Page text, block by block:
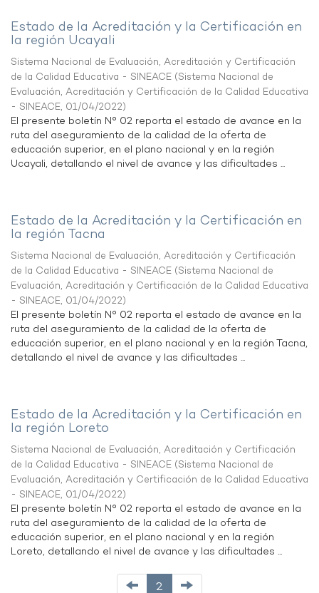
Estado de la Acreditación y la Certificación en
la región Ucayali
Sistema Nacional de Evaluación, Acreditación y Certificación
de la Calidad Educativa - SINEACE (Sistema Nacional de
Evaluación, Acreditación y Certificación de la Calidad Educativa
- SINEACE, 01/04/2022)
El presente boletín N° 02 reporta el estado de avance en la
ruta del aseguramiento de la calidad de la oferta de
educación superior, en el plano nacional y en la región
Ucayali, detallando el nivel de avance y las dificultades ...
Estado de la Acreditación y la Certificación en
la región Tacna
Sistema Nacional de Evaluación, Acreditación y Certificación
de la Calidad Educativa - SINEACE (Sistema Nacional de
Evaluación, Acreditación y Certificación de la Calidad Educativa
- SINEACE, 01/04/2022)
El presente boletín N° 02 reporta el estado de avance en la
ruta del aseguramiento de la calidad de la oferta de
educación superior, en el plano nacional y en la región Tacna,
detallando el nivel de avance y las dificultades ...
Estado de la Acreditación y la Certificación en
la región Loreto
Sistema Nacional de Evaluación, Acreditación y Certificación
de la Calidad Educativa - SINEACE (Sistema Nacional de
Evaluación, Acreditación y Certificación de la Calidad Educativa
- SINEACE, 01/04/2022)
El presente boletín N° 02 reporta el estado de avance en la
ruta del aseguramiento de la calidad de la oferta de
educación superior, en el plano nacional y en la región
Loreto, detallando el nivel de avance y las dificultades ...
2